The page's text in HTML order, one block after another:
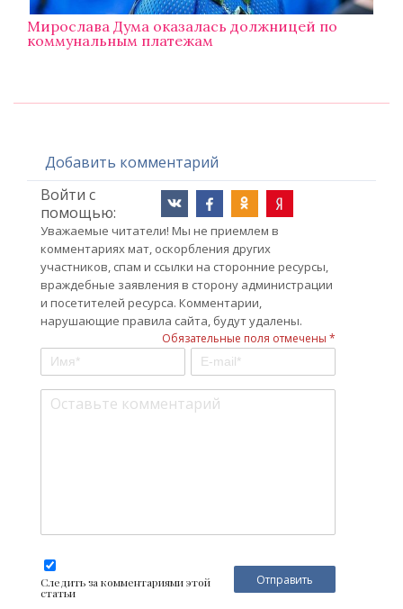
Мирослава Дума оказалась должницей по
коммунальным платежам
Добавить комментарий
Войти с
помощью:
Уважаемые читатели! Мы не приемлем в
комментариях мат, оскорбления других
участников, спам и ссылки на сторонние ресурсы,
враждебные заявления в сторону администрации
и посетителей ресурса. Комментарии,
нарушающие правила сайта, будут удалены.
Обязательные поля отмечены *
Следить за комментариями этой
статьи